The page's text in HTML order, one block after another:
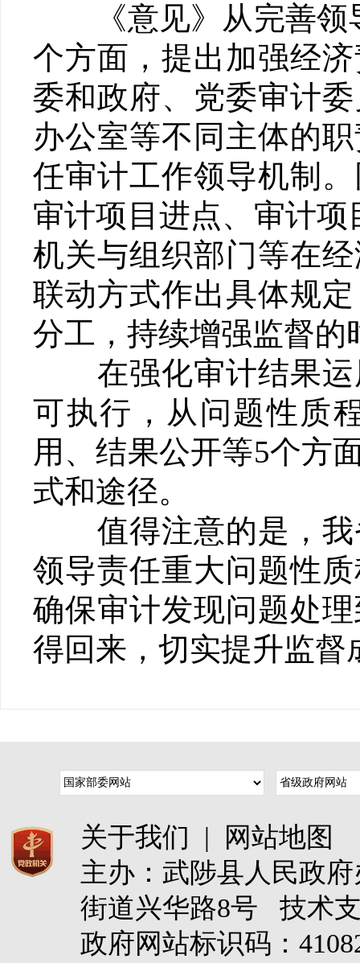
《意见》从完善领
个方面，提出加强经
委和政府、党委审计
办公室等不同主体的
任审计工作领导机制
审计项目进点、审计
机关与组织部门等在
联动方式作出具体规
分工，持续增强监督的
在强化审计结果运
可执行，从问题性质
用、结果公开等5个方
式和途径。
值得注意的是，我
领导责任重大问题性
确保审计发现问题处
得回来，切实提升监督
关于我们 |
网站地图
主办：武陟县人民政
街道兴华路8号 技术
政府网站标识码：